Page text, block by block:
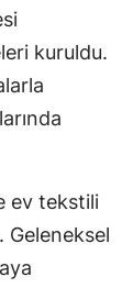
kuruldu.
ev tekstili
Geleneksel